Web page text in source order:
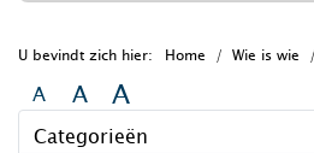
U bevindt zich hier: Home Wie is wie
A A A
Categorieën